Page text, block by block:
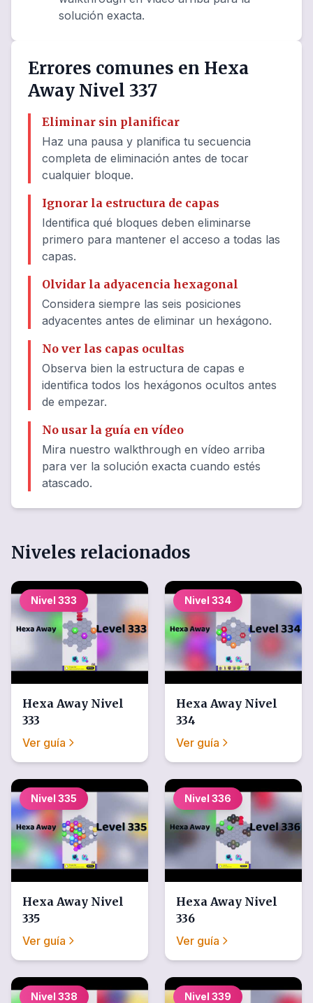
solución exacta.
Errores comunes en Hexa
Away Nivel 337
Eliminar sin planificar
Haz una pausa y planifica tu secuencia
completa de eliminación antes de tocar
cualquier bloque.
Ignorar la estructura de capas
Identifica qué bloques deben eliminarse
primero para mantener el acceso a todas las
capas.
Olvidar la adyacencia hexagonal
Considera siempre las seis posiciones
adyacentes antes de eliminar un hexágono.
No ver las capas ocultas
Observa bien la estructura de capas e
identifica todos los hexágonos ocultos antes
de empezar.
No usar la guía en vídeo
Mira nuestro walkthrough en vídeo arriba
para ver la solución exacta cuando estés
atascado.
Niveles relacionados
Nivel 333
Hexa Away Nivel
333
Ver guía
Nivel 334
Hexa Away Nivel
334
Ver guía
Nivel 335
Hexa Away Nivel
335
Ver guía
Nivel 336
Hexa Away Nivel
336
Ver guía
Nivel 338 Nivel 339